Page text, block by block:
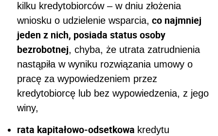
kilku kredytobiorców – w dniu złożenia
wniosku o udzielenie wsparcia, co najmniej
jeden z nich, posiada status osoby
bezrobotnej, chyba, że utrata zatrudnienia
nastąpiła w wyniku rozwiązania umowy o
pracę za wypowiedzeniem przez
kredytobiorcę lub bez wypowiedzenia, z jego
winy,
rata kapitałowo-odsetkowa kredytu